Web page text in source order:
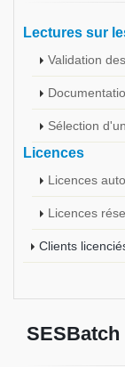
Lectures sur
Validation
Sélection
Licences
Licences
Licences
Clients
SESBatch